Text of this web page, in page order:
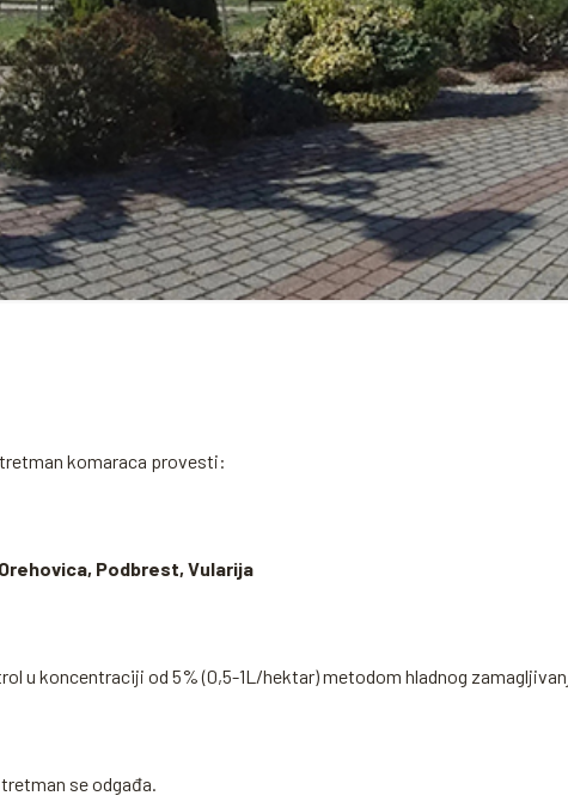
komaraca provesti:
Podbrest, Vularija
u koncentraciji od 5% (0,5-1L/hektar) metodom hladnog
se odgađa.